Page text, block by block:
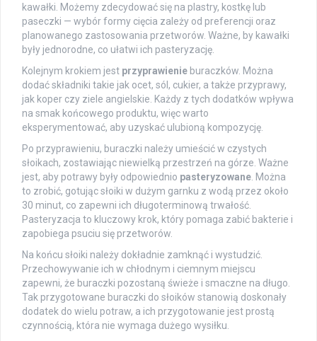
kawałki. Możemy zdecydować się na plastry, kostkę lub
paseczki — wybór formy cięcia zależy od preferencji oraz
planowanego zastosowania przetworów. Ważne, by kawałki
były jednorodne, co ułatwi ich pasteryzację.
Kolejnym krokiem jest przyprawienie buraczków. Można
dodać składniki takie jak ocet, sól, cukier, a także przyprawy,
jak koper czy ziele angielskie. Każdy z tych dodatków wpływa
na smak końcowego produktu, więc warto
eksperymentować, aby uzyskać ulubioną kompozycję.
Po przyprawieniu, buraczki należy umieścić w czystych
słoikach, zostawiając niewielką przestrzeń na górze. Ważne
jest, aby potrawy były odpowiednio pasteryzowane . Można
to zrobić, gotując słoiki w dużym garnku z wodą przez około
30 minut, co zapewni ich długoterminową trwałość.
Pasteryzacja to kluczowy krok, który pomaga zabić bakterie i
zapobiega psuciu się przetworów.
Na końcu słoiki należy dokładnie zamknąć i wystudzić.
Przechowywanie ich w chłodnym i ciemnym miejscu
zapewni, że buraczki pozostaną świeże i smaczne na długo.
Tak przygotowane buraczki do słoików stanowią doskonały
dodatek do wielu potraw, a ich przygotowanie jest prostą
czynnością, która nie wymaga dużego wysiłku.